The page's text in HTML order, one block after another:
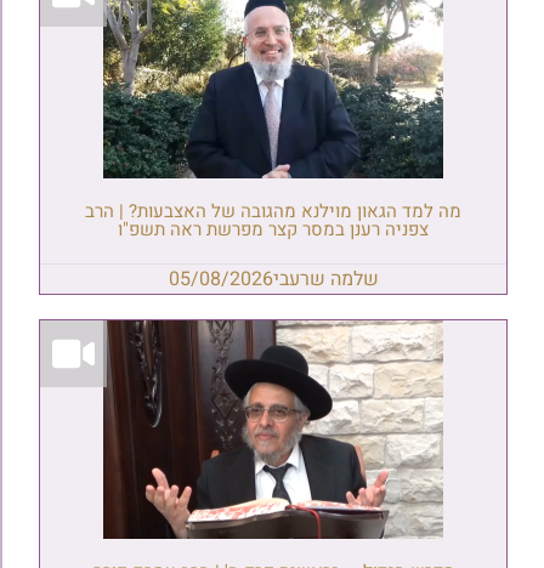
מה למד הגאון מוילנא מהגובה של האצבעות? | הרב
צפניה רענן במסר קצר מפרשת ראה תשפ"ו
שלמה שרעבי05/08/2026